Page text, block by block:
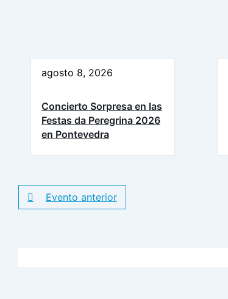
agosto 8, 2026
Concierto Sorpresa en las
Festas da Peregrina 2026
en Pontevedra
Evento anterior